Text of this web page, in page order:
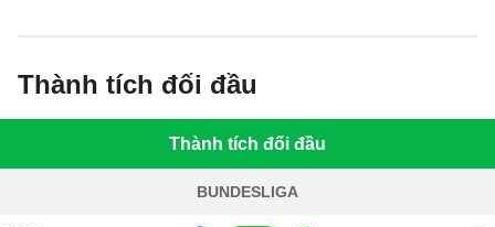
Thành tích đối đầu
Thành tích đối đầu
BUNDESLIGA